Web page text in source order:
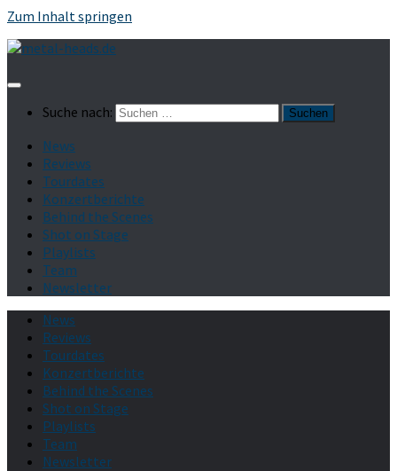
Zum Inhalt springen
Suche nach:
News
Reviews
Tourdates
Konzertberichte
Behind the Scenes
Shot on Stage
Playlists
Team
Newsletter
News
Reviews
Tourdates
Konzertberichte
Behind the Scenes
Shot on Stage
Playlists
Team
Newsletter